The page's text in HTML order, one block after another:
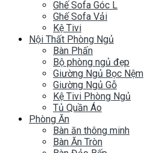
Ghế Sofa Góc L
Ghế Sofa Vải
Kệ Tivi
Nội Thất Phòng Ngủ
Bàn Phấn
Bộ phòng ngủ đẹp
Giường Ngủ Bọc Nệm
Giường Ngủ Gỗ
Kệ Tivi Phòng Ngủ
Tủ Quần Áo
Phòng Ăn
Bàn ăn thông minh
Bàn Ăn Tròn